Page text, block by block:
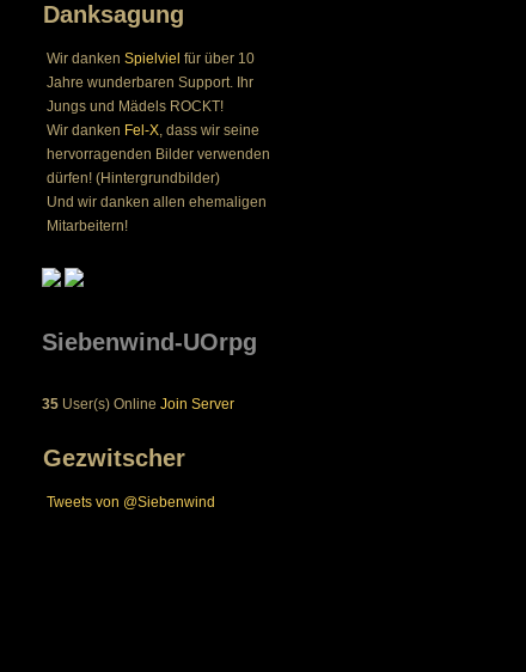
Danksagung
Wir danken Spielviel für über 10
Jahre wunderbaren Support. Ihr
Jungs und Mädels ROCKT!
Wir danken Fel-X, dass wir seine
hervorragenden Bilder verwenden
dürfen! (Hintergrundbilder)
Und wir danken allen ehemaligen
Mitarbeitern!
Siebenwind-UOrpg
35 User(s) Online Join Server
Gezwitscher
Tweets von @Siebenwind